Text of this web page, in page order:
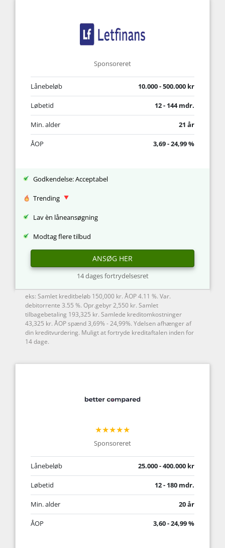
Sponsoreret
Lånebeløb 10.000 - 500.000 kr
Løbetid 12 - 144 mdr.
Min. alder 21 år
ÅOP 3,69 - 24,99 %
Godkendelse: Acceptabel
Trending
Lav èn låneansøgning
Modtag flere tilbud
ANSØG HER
14 dages fortrydelsesret
eks: Samlet kreditbeløb 150,000 kr. ÅOP 4.11 %. Var.
debitorrente 3.55 %. Opr.gebyr 2,550 kr. Samlet
tilbagebetaling 193,325 kr. Samlede kreditomkostninger
43,325 kr. ÅOP spænd 3,69% - 24,99%. Ydelsen afhænger af
din kreditvurdering. Muligt at fortryde kreditaftalen inden for
14 dage.
★★★★★
Sponsoreret
Lånebeløb 25.000 - 400.000 kr
Løbetid 12 - 180 mdr.
Min. alder 20 år
ÅOP 3,60 - 24,99 %